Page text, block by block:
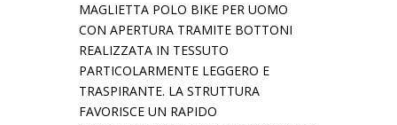
MAGLIETTA POLO BIKE PER UOMO
CON APERTURA TRAMITE BOTTONI
REALIZZATA IN TESSUTO
PARTICOLARMENTE LEGGERO E
TRASPIRANTE. LA STRUTTURA
FAVORISCE UN RAPIDO